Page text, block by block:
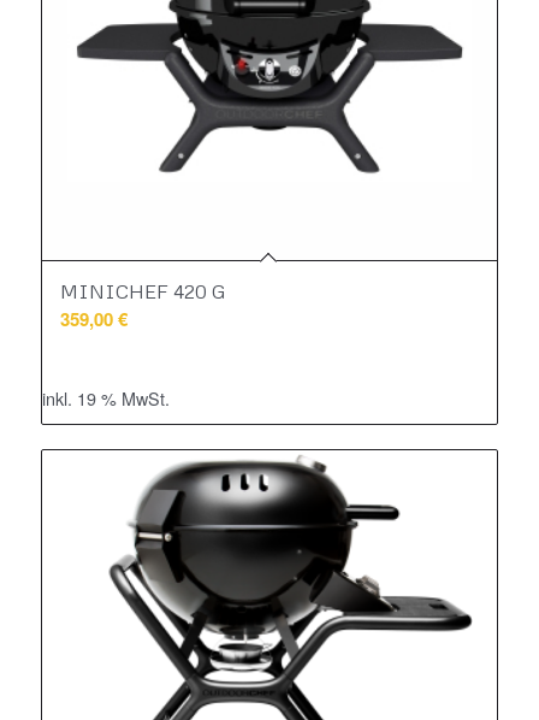
MINICHEF 420 G
359,00€
inkl. 19 % MwSt.